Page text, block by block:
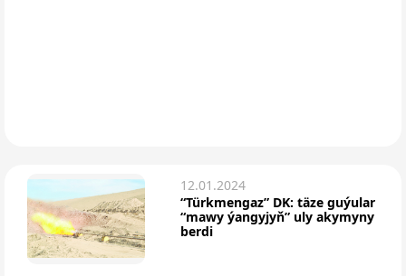
12.01.2024
“Türkmengaz” DK: täze guýular
“mawy ýangyjyň” uly akymyny
berdi